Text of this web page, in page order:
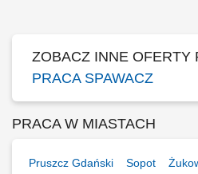
ZOBACZ INNE OFERTY
PRACA SPAWACZ
PRACA W MIASTACH
Pruszcz Gdański Sopot